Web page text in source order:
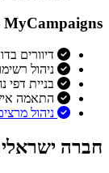
MyCampaigns - דיוור ללקוחות
דיוורים
ניהול
בניית דפי
התאמה
ניהול
חברה